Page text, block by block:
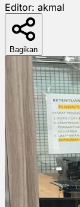
Editor: akmal
Bagikan